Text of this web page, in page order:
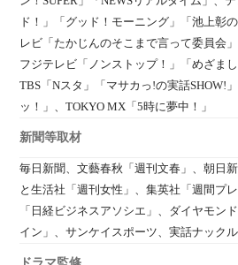
ド！」「グッド！モーニング」「池上彰
レビ「たかじんのそこまで言って委員会
フジテレビ「ノンストップ！」「めざま
TBS「Nスタ」「マサカっ!の実話SHOW!
ッ！」、TOKYO MX「5時に夢中！」
新聞等取材
毎日新聞、文藝春秋「週刊文春」、朝日
と生活社「週刊女性」、集英社「週間プ
「日経ビジネスアソシエ」、ダイヤモン
イン」、サンケイスポーツ、実話ナック